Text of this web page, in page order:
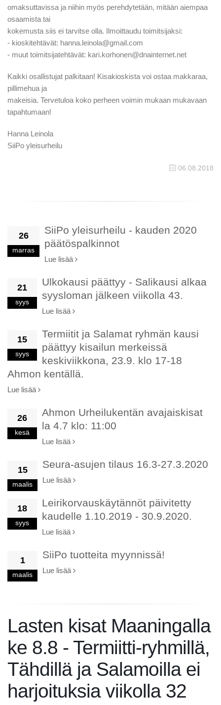
omaksuttavissa ja niihin myös perehdytetään, mitään aiempaa
osaamista tai
kokemusta siis ei tarvitse olla. Ilmoittaudu toimitsijaksi:
- kioskitehtävät: hanna.leinola@gmail.com
- muut toimitsijatehtävät: kari.korhonen@dnainternet.net
Kaikki osallistujat palkitaan! Kisakioskista voi ostaa makkaraa,
pillimehua ja
makeisia. Tervetuloa koko perheen voimin mukaan mukavaan
tapahtumaan!
Hanna Leinola
SiiPo yleisurheilu
06.08.2018
26
marras
SiiPo yleisurheilu - kauden 2020
päätöspalkinnot
Lue lisää
21
syys
Ulkokausi päättyy - Salikausi alkaa
syysloman jälkeen viikolla 43.
Lue lisää
15
syys
Termiitit ja Salamat ryhmän kausi
päättyy kisailun merkeissä
keskiviikkona, 23.9. klo 17-18
Ahmon kentällä.
Lue lisää
26
kesä
Ahmon Urheilukentän avajaiskisat
la 4.7 klo: 11:00
Lue lisää
15
maalis
Seura-asujen tilaus 16.3-27.3.2020
Lue lisää
18
syys
Leirikorvauskäytännöt päivitetty
kaudelle 1.10.2019 - 30.9.2020.
Lue lisää
1
maalis
SiiPo tuotteita myynnissä!
Lue lisää
Lasten kisat Maaningalla
ke 8.8 - Termiitti-ryhmillä,
Tähdillä ja Salamoilla ei
harjoituksia viikolla 32